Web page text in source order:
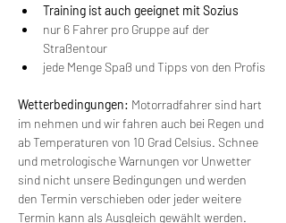
Training ist auch geeignet mit Sozius
nur 6 Fahrer pro Gruppe auf der
Straßentour
jede Menge Spaß und Tipps von den Profis
Wetterbedingungen: Motorradfahrer sind hart
im nehmen und wir fahren auch bei Regen und
ab Temperaturen von 10 Grad Celsius. Schnee
und metrologische Warnungen vor Unwetter
sind nicht unsere Bedingungen und werden
den Termin verschieben oder jeder weitere
Termin kann als Ausgleich gewählt werden.